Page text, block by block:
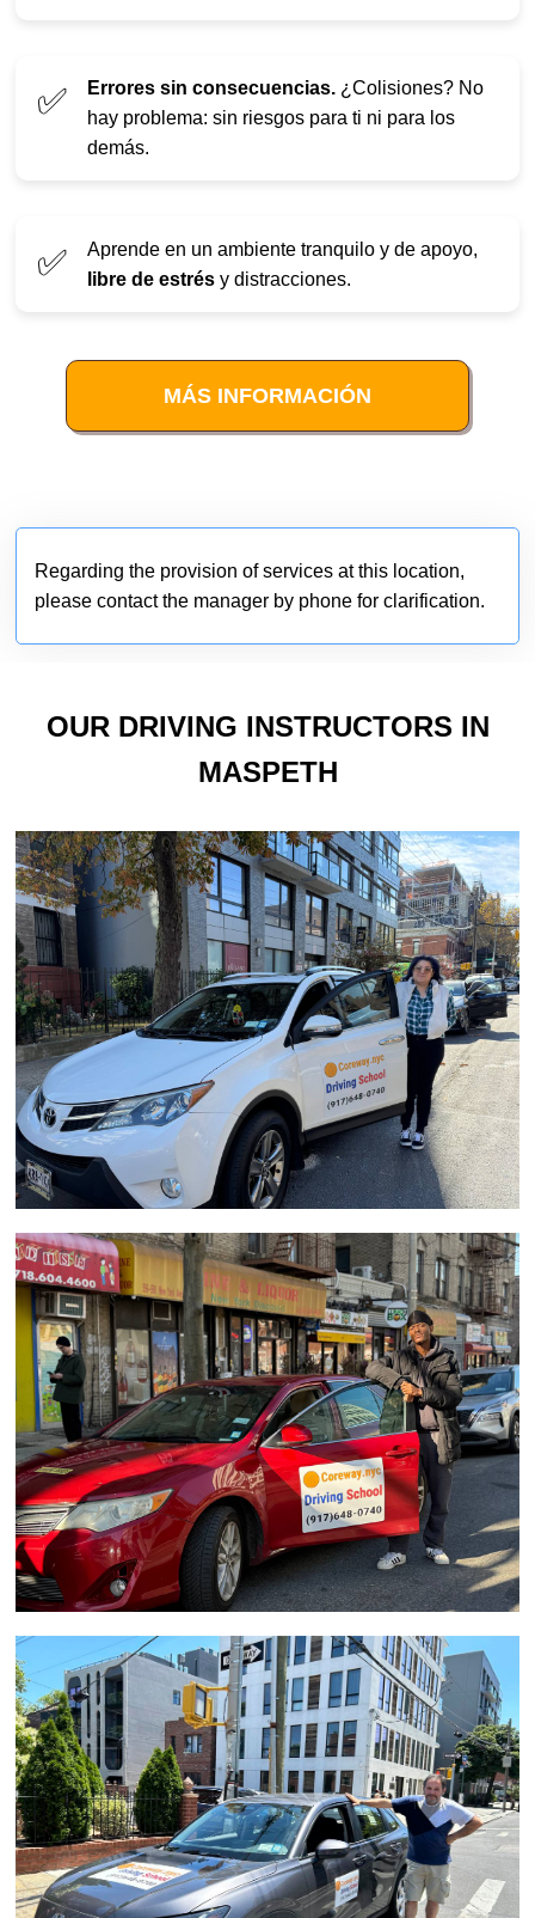
✅ Errores sin consecuencias. ¿Colisiones? No
hay problema: sin riesgos para ti ni para los
demás.
✅
Aprende en un ambiente tranquilo y de apoyo,
libre de estrés y distracciones.
MÁS INFORMACIÓN
Regarding the provision of services at this location,
please contact the manager by phone for clarification.
OUR DRIVING INSTRUCTORS IN
MASPETH